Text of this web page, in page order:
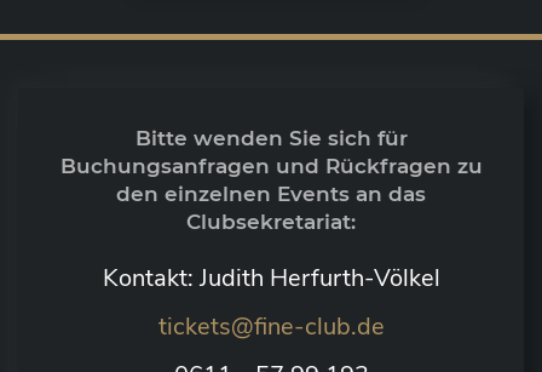
Bitte wenden Sie sich für
Buchungsanfragen und Rückfragen zu
den einzelnen Events an das
Clubsekretariat:
Kontakt: Judith Herfurth-Völkel
tickets@fine-club.de